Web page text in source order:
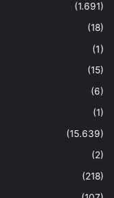
(1.691)
(18)
(1)
(15)
(6)
(1)
(15.639)
(2)
(218)